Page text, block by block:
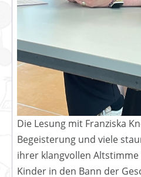
Die Lesung mit Franziska
Begeisterung und viele
ihrer klangvollen
Kinder in den Bann der